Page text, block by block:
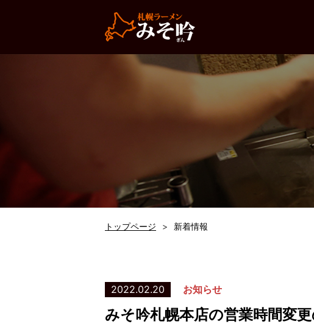
トップページ 新着情報
2022.02.20 お知らせ
みそ吟札幌本店の営業時間変